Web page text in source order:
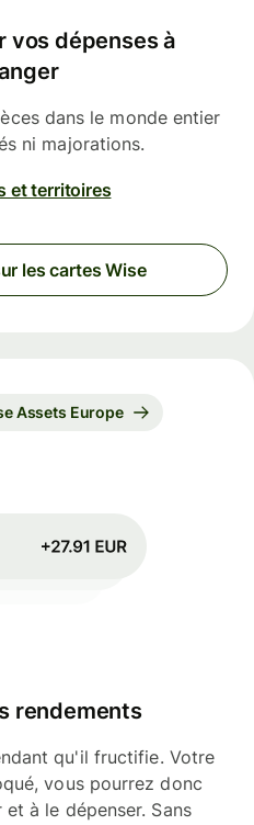
vos dépenses à
dans le monde entier
ni majorations.
et territoires
les cartes Wise
Assets Europe
rendements
qu'il fructifie. Votre
vous pourrez donc
à le dépenser. Sans